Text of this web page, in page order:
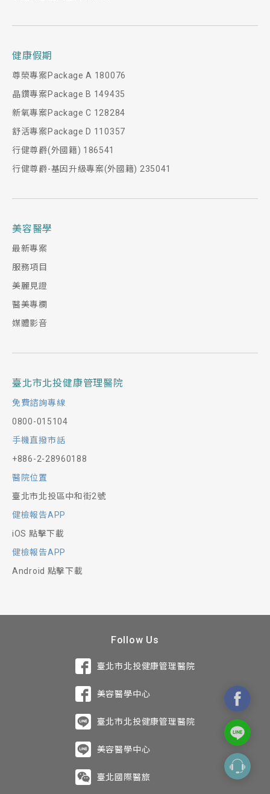
健康假期
尊榮專案Package A 180076
晶鑽專案Package B 149435
新氧專案Package C 128284
舒活專案Package D 110357
行健尊爵(外國籍) 186541
行健尊爵-基因升級專案(外國籍) 235041
美容醫學
最新專案
服務項目
美麗見證
醫美專欄
媒體影音
臺北市北投健康管理醫院
免費諮詢專線
0800-015104
手機直撥市話
+886-2-28960188
醫院位置
臺北市北投區中和街2號
健檢報告APP
iOS 點擊下載
健檢報告APP
Android 點擊下載
Follow Us
臺北市北投健康管理醫院
美容醫學中心
臺北市北投健康管理醫院
美容醫學中心
臺北國際醫旅